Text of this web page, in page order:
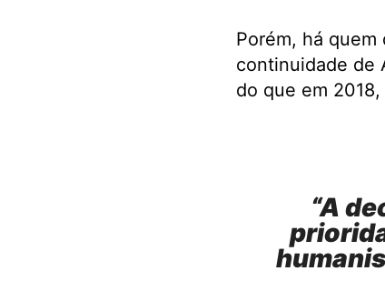
Porém, há
continuidade de
do que em
“A